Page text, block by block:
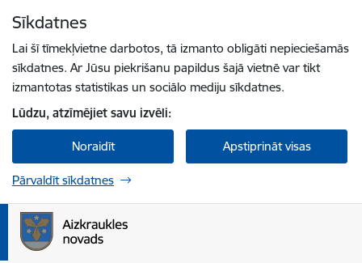
Sīkdatnes
Lai šī tīmekļvietne darbotos, tā izmanto obligāti nepieciešamās
sīkdatnes. Ar Jūsu piekrišanu papildus šajā vietnē var tikt
izmantotas statistikas un sociālo mediju sīkdatnes.
Lūdzu, atzīmējiet savu izvēli:
Noraidīt Apstiprināt visas
Pārvaldīt sīkdatnes